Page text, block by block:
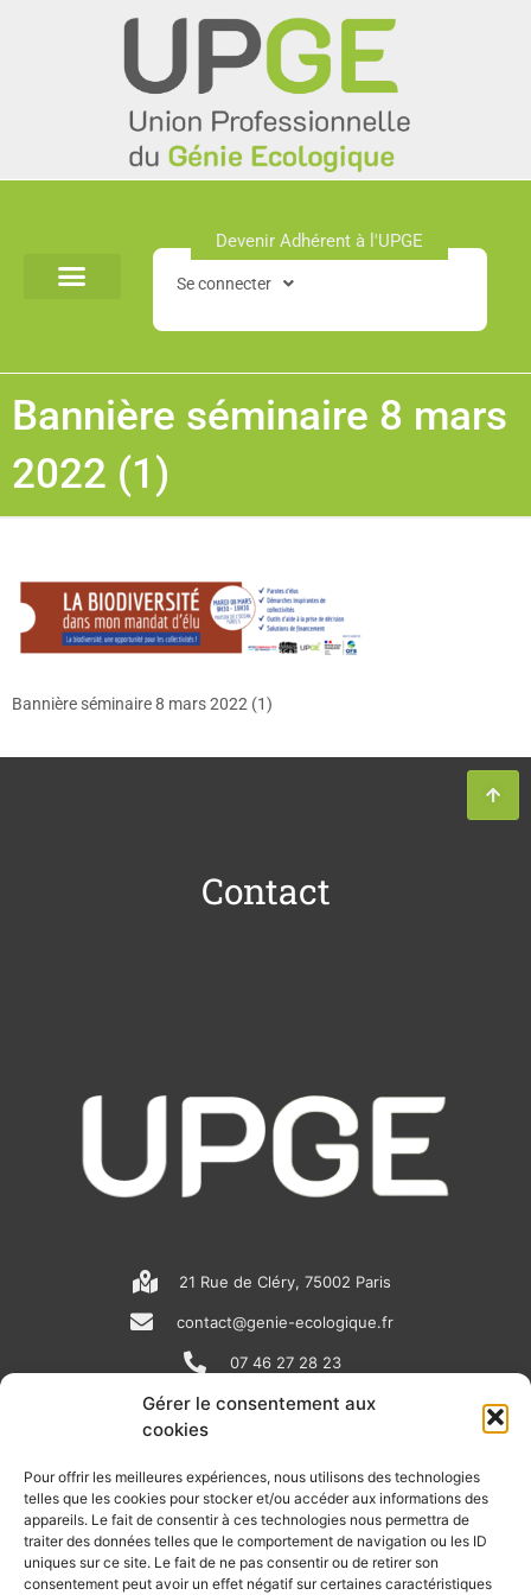
Gérer le consentement aux
cookies
Pour offrir les meilleures expériences, nous utilisons des technologies
telles que les cookies pour stocker et/ou accéder aux informations des
appareils. Le fait de consentir à ces technologies nous permettra de
traiter des données telles que le comportement de navigation ou les ID
uniques sur ce site. Le fait de ne pas consentir ou de retirer son
consentement peut avoir un effet négatif sur certaines caractéristiques
Devenir Adhérent à l'UPGE​
Se connecter
Bannière séminaire 8 mars
2022 (1)
Bannière séminaire 8 mars 2022 (1)
Contact
21 Rue de Cléry, 75002 Paris
contact@genie-ecologique.fr
07 46 27 28 23
N
e
w
s
i
n
k
o
u
t
RECEVOIR L'ACTU DE LA FILIÈRE
Retrouvez tous les mois les articles terrain de nos adhérents, les